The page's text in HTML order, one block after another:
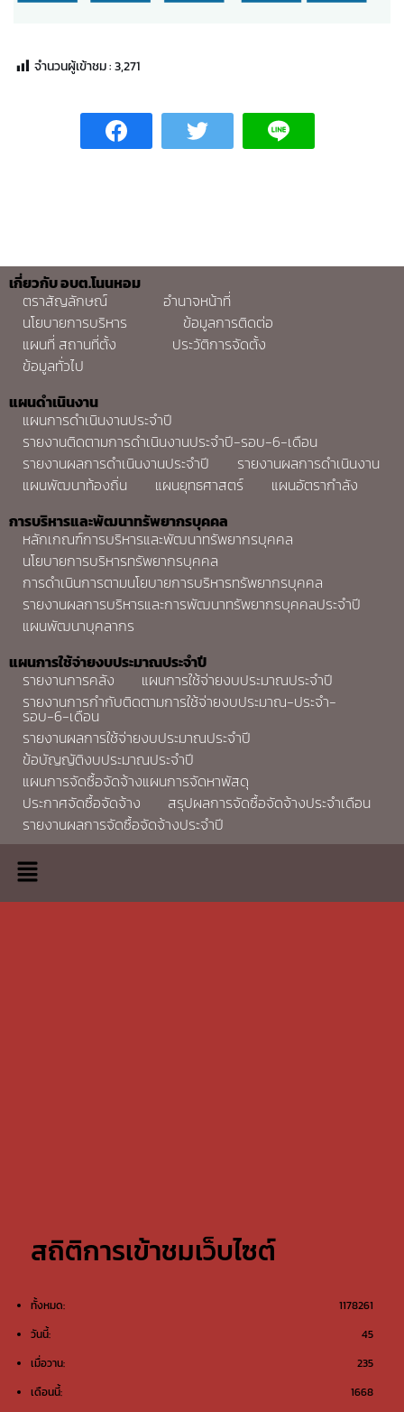
จำนวนผู้เข้าชม :3,271
เกี่ยวกับ อบต.โนนหอม
ตราสัญลักษณ์
อำนาจหน้าที่
นโยบายการบริหาร
ข้อมูลการติดต่อ
แผนที่ สถานที่ตั้ง
ประวัติการจัดตั้ง
ข้อมูลทั่วไป
แผนดำเนินงาน
แผนการดำเนินงานประจำปี
รายงานติดตามการดำเนินงานประจำปี-รอบ-6-เดือน
รายงานผลการดำเนินงานประจำปี
รายงานผลการดำเนินงาน
แผนพัฒนาท้องถิ่น
แผนยุทธศาสตร์
แผนอัตรากำลัง
การบริหารและพัฒนาทรัพยากรบุคคล
หลักเกณฑ์การบริหารและพัฒนาทรัพยากรบุคคล
นโยบายการบริหารทรัพยากรบุคคล
การดำเนินการตามนโยบายการบริหารทรัพยากรบุคคล
รายงานผลการบริหารและการพัฒนาทรัพยากรบุคคลประจำปี
แผนพัฒนาบุคลากร
แผนการใช้จ่ายงบประมาณประจำปี
รายงานการคลัง
แผนการใช้จ่ายงบประมาณประจำปี
รายงานการกำกับติดตามการใช้จ่ายงบประมาณ-ประจำ-
รอบ-6-เดือน
รายงานผลการใช้จ่ายงบประมาณประจำปี
ข้อบัญญัติงบประมาณประจำปี
แผนการจัดซื้อจัดจ้างแผนการจัดหาพัสดุ
ประกาศจัดซื้อจัดจ้าง
สรุปผลการจัดซื้อจัดจ้างประจำเดือน
รายงานผลการจัดซื้อจัดจ้างประจำปี
สถิติการเข้าชมเว็บไซต์
1178261
ทั้งหมด:
45
วันนี้:
235
เมื่อวาน:
1668
เดือนนี้: